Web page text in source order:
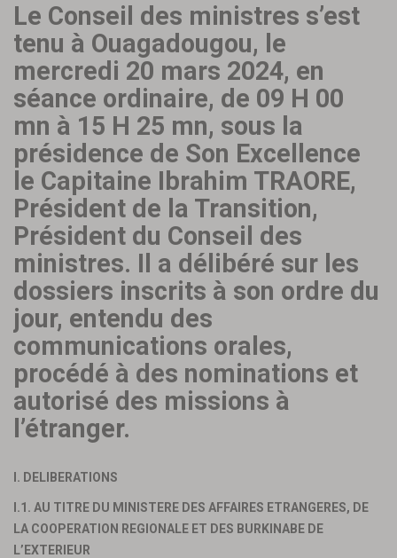
Le Conseil des ministres s’est
tenu à Ouagadougou, le
mercredi 20 mars 2024, en
séance ordinaire, de 09 H 00
mn à 15 H 25 mn, sous la
présidence de Son Excellence
le Capitaine Ibrahim TRAORE,
Président de la Transition,
Président du Conseil des
ministres. Il a délibéré sur les
dossiers inscrits à son ordre du
jour, entendu des
communications orales,
procédé à des nominations et
autorisé des missions à
l’étranger.
I. DELIBERATIONS
I.1. AU TITRE DU MINISTERE DES AFFAIRES ETRANGERES, DE
LA COOPERATION REGIONALE ET DES BURKINABE DE
L’EXTERIEUR